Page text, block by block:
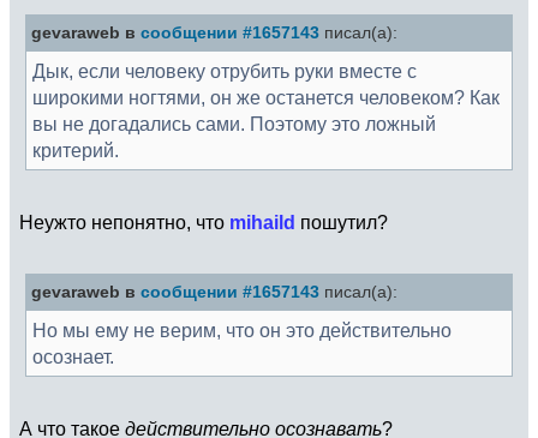
gevaraweb в сообщении #1657143 писал(а):
Дык, если человеку отрубить руки вместе с
широкими ногтями, он же останется человеком? Как
вы не догадались сами. Поэтому это ложный
критерий.
Неужто непонятно, что mihaild пошутил?
gevaraweb в сообщении #1657143 писал(а):
Но мы ему не верим, что он это действительно
осознает.
А что такое действительно осознавать?